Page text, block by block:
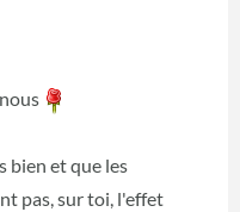
bien et que les
pas, sur toi, l'effet